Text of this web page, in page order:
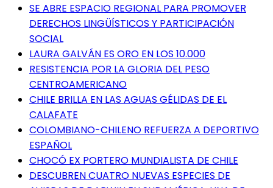
SE ABRE ESPACIO REGIONAL PARA PROMOVER
DERECHOS LINGÜÍSTICOS Y PARTICIPACIÓN
SOCIAL
LAURA GALVÁN ES ORO EN LOS 10.000
RESISTENCIA POR LA GLORIA DEL PESO
CENTROAMERICANO
CHILE BRILLA EN LAS AGUAS GÉLIDAS DE EL
CALAFATE
COLOMBIANO-CHILENO REFUERZA A DEPORTIVO
ESPAÑOL
CHOCÓ EX PORTERO MUNDIALISTA DE CHILE
DESCUBREN CUATRO NUEVAS ESPECIES DE